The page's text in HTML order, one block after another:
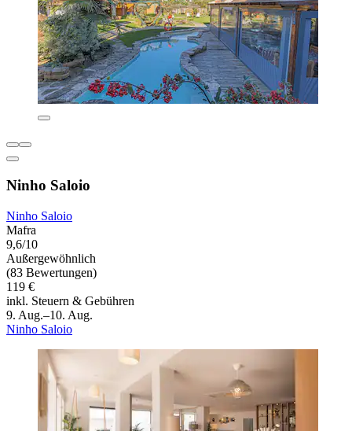
Ninho Saloio
Ninho Saloio
Mafra
9,6/10
Außergewöhnlich
(83 Bewertungen)
119 €
inkl. Steuern & Gebühren
9. Aug.–10. Aug.
Ninho Saloio